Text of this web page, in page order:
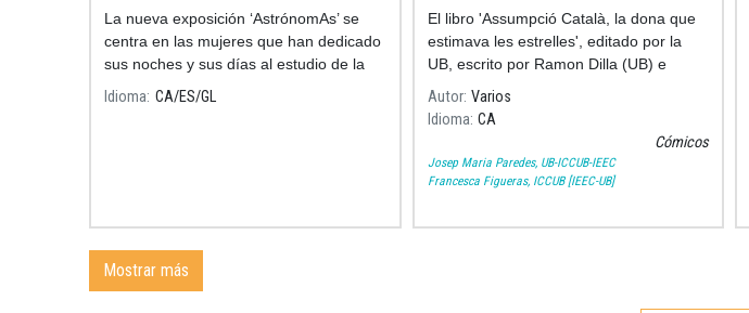
La nueva exposición ‘AstrónomAs’ se
centra en las mujeres que han dedicado
sus noches y sus días al estudio de la
astronomía.
Idioma CA ES GL
El libro 'Assumpció Català, la dona que
estimava les estrelles', editado por la
UB, escrito por Ramon Dilla (UB) e
ilustrado por Pilarín Bayés, recoge los
momentos más significativos de la vida y
Autor Varios
Idioma CA
Cómicos
Josep Maria Paredes, UB-ICCUB-IEEC
Francesca Figueras, ICCUB [IEEC-UB]
Mostrar más